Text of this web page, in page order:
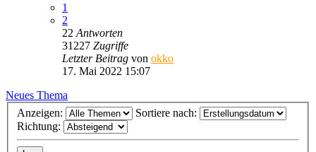
1
2
22 Antworten
31227 Zugriffe
Letzter Beitrag von okko
17. Mai 2022 15:07
Neues Thema
Anzeigen:
Sortiere nach:
Richtung: